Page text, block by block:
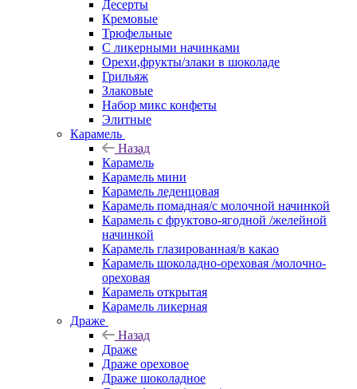
Десерты
Кремовые
Трюфельные
С ликерными начинками
Орехи,фрукты/злаки в шоколаде
Грильяж
Злаковые
Набор микс конфеты
Элитные
Карамель
Назад
Карамель
Карамель мини
Карамель леденцовая
Карамель помадная/с молочной начинкой
Карамель с фруктово-ягодной /желейной
начинкой
Карамель глазированная/в какао
Карамель шоколадно-ореховая /молочно-
ореховая
Карамель открытая
Карамель ликерная
Драже
Назад
Драже
Драже ореховое
Драже шоколадное